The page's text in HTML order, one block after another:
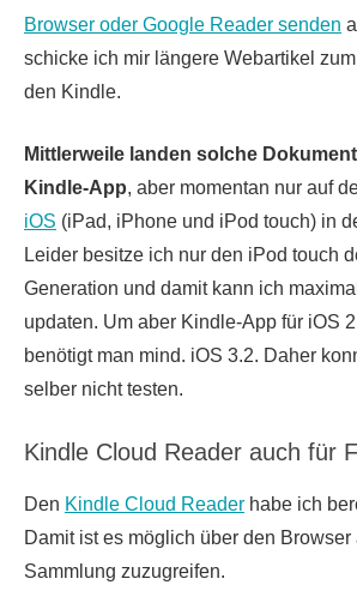
Browser oder Google Reader senden
schicke ich mir längere Webartikel
den Kindle.
Mittlerweile landen solche
Kindle-App, aber momentan nur auf
iOS (iPad, iPhone und iPod touch) in
Leider besitze ich nur den iPod touch
Generation und damit kann ich
updaten. Um aber Kindle-App für iOS
benötigt man mind. iOS 3.2. Daher
selber nicht testen.
Kindle Cloud Reader auch für
Den Kindle Cloud Reader habe ich
Damit ist es möglich über den
Sammlung zuzugreifen.